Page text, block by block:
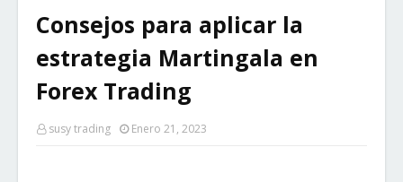
Consejos para aplicar la
estrategia Martingala en
Forex Trading
susy trading Enero 21, 2023